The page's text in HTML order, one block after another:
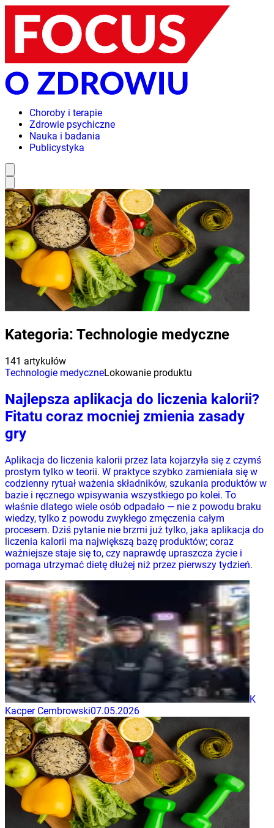
Choroby i terapie
Zdrowie psychiczne
Nauka i badania
Publicystyka
Kategoria: Technologie medyczne
141 artykułów
Technologie medyczneLokowanie produktu
Najlepsza aplikacja do liczenia kalorii?
Fitatu coraz mocniej zmienia zasady
gry
Aplikacja do liczenia kalorii przez lata kojarzyła się z czymś
prostym tylko w teorii. W praktyce szybko zamieniała się w
codzienny rytuał ważenia składników, szukania produktów w
bazie i ręcznego wpisywania wszystkiego po kolei. To
właśnie dlatego wiele osób odpadało — nie z powodu braku
wiedzy, tylko z powodu zwykłego zmęczenia całym
procesem. Dziś pytanie nie brzmi już tylko, jaka aplikacja do
liczenia kalorii ma największą bazę produktów; coraz
ważniejsze staje się to, czy naprawdę upraszcza życie i
pomaga utrzymać dietę dłużej niż przez pierwszy tydzień.
K
Kacper Cembrowski07.05.2026